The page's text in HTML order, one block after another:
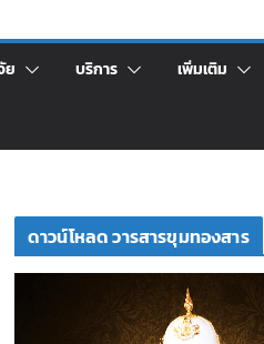
ย บริการ เพิ่มเติม
ดาวน์โหลด วารสารขุมทองสาร